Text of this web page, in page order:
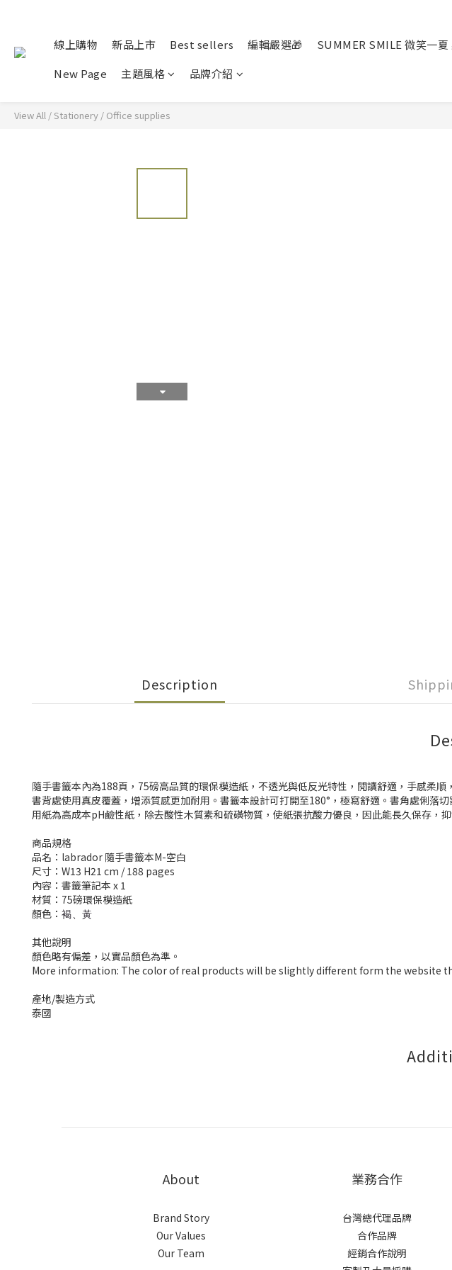
線上購物 新品上市 Best sellers 編輯嚴選🎁 SUMMER SMILE 微笑一夏
New Page
主題風格 品牌介紹
View All /Stationery / Office supplies
Description
隨手書籤本內為188頁，75磅高品質的環保模造紙，不透光與低反光特性，閱讀舒適，手感柔
書背處使用真皮覆蓋，增添質感更加耐用。書籤本設計可打開至180°，極寫舒適。書角處俐落
用紙為高成本pH鹼性紙，除去酸性木質素和硫磺物質，使紙張抗酸力優良，因此能長久保存，
商品規格
品名：labrador 隨手書籤本M-空白
尺寸：W13 H21 cm / 188 pages
內容：書籤筆記本 x 1
材質：75磅環保模造紙
顏色： 褐、黃
其他說明
顏色略有偏差，以實品顏色為準。
More information: The color of real products will be slightly different form the website
產地/製造方式
泰國
About
Brand Story
Our Values
Our Team
業務合作
台灣總代理品牌
合作品牌
經銷合作說明